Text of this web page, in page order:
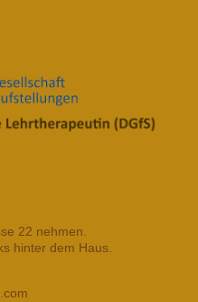
22 nehmen.
hinter dem Haus.